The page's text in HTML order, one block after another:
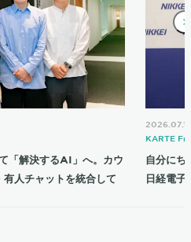
「解決するAI」へ。カウ
人チャットを統合して
2026.07.17
KARTE
自分にち
日経電